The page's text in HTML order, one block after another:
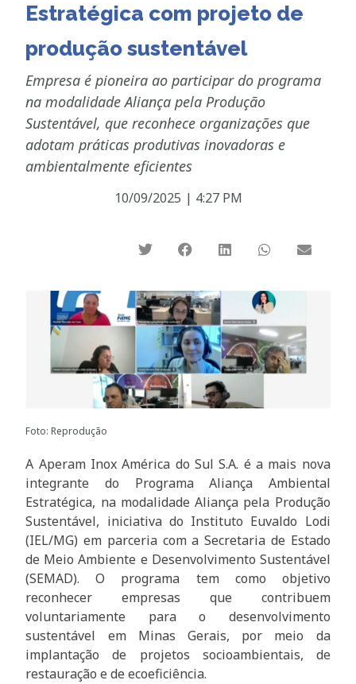
Estratégica com projeto de
produção sustentável
Empresa é pioneira ao participar do programa
na modalidade Aliança pela Produção
Sustentável, que reconhece organizações que
adotam práticas produtivas inovadoras e
ambientalmente eficientes
10/09/2025 | 4:27 PM
Foto: Reprodução
A Aperam Inox América do Sul S.A. é a mais nova
integrante do Programa Aliança Ambiental
Estratégica, na modalidade Aliança pela Produção
Sustentável, iniciativa do Instituto Euvaldo Lodi
(IEL/MG) em parceria com a Secretaria de Estado
de Meio Ambiente e Desenvolvimento Sustentável
(SEMAD). O programa tem como objetivo
reconhecer empresas que contribuem
voluntariamente para o desenvolvimento
sustentável em Minas Gerais, por meio da
implantação de projetos socioambientais, de
restauração e de ecoeficiência.